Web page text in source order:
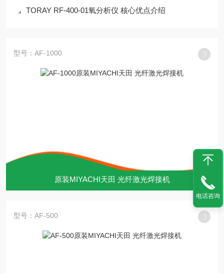
TORAY RF-400-01氧分析仪 核心优点介绍
型号：AF-1000
原装MIYACHI天田 光纤激光焊接机
型号：AF-500
电话咨询